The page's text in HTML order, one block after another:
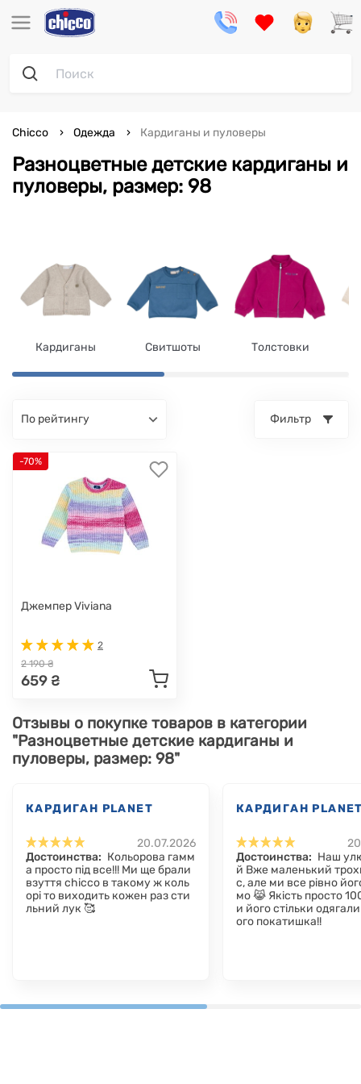
Разноцветные детские кардиганы и
пуловеры, размер: 98
Chicco Одежда Кардиганы и пуловеры
Кардиганы Свитшоты Толстовки
по рейтингу Фильтр
-70%
Джемпер Viviana
2
2 190 ₴
659 ₴
Отзывы о покупке товаров в категории
"Разноцветные детские кардиганы и
пуловеры, размер: 98"
КАРДИГАН PLANET
20.07.2026
Достоинства: Кольорова гамм
а просто під все!!! Ми ще брали
взуття chicco в такому ж коль
орі то виходить кожен раз сти
льний лук 🥰
КАРДИГАН
Достоинства: Наш
й Вже маленький
с, але ми все рівно
мо 😹 Якість просто
и його стільки одягали
ого покатишка!!